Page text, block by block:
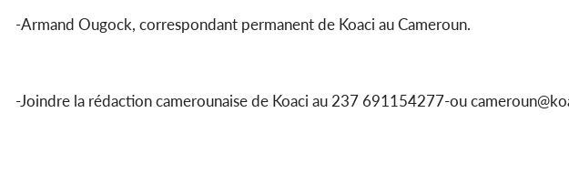
-Armand Ougock, correspondant permanent de Koaci au Cameroun.
-Joindre la rédaction camerounaise de Koaci au 237 691154277-ou